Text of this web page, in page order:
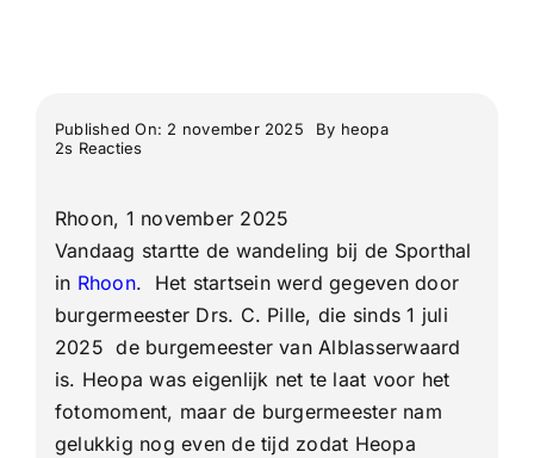
Published On: 2 november 2025 By heopa
2s Reactieson
nr.3
van
uit
Rhoon
Rhoon, 1 november 2025
Vandaag startte de wandeling bij de Sporthal
in Rhoon. Het startsein werd gegeven door
burgermeester Drs. C. Pille, die sinds 1 juli
2025 de burgemeester van Alblasserwaard
is. Heopa was eigenlijk net te laat voor het
fotomoment, maar de burgermeester nam
gelukkig nog even de tijd zodat Heopa